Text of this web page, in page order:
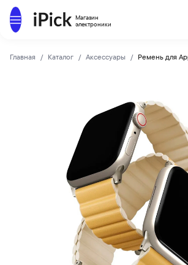
Магазин
электроники
Каталог
Главная Каталог Аксессуары Ремень для